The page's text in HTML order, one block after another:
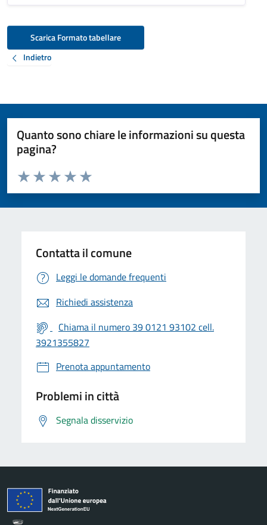
Scarica Formato tabellare
Indietro
Quanto sono chiare le informazioni su questa
pagina?
Valuta da 1 a 5 stelle la pagina
Valuta 5 stelle su 5
Valuta 4 stelle su 5
Valuta 3 stelle su 5
Valuta 2 stelle su 5
Valuta 1 stelle su 5
Contatta il comune
Leggi le domande frequenti
Richiedi assistenza
Chiama il numero 39 0121 93102 cell.
3921355827
Prenota appuntamento
Problemi in città
Segnala disservizio